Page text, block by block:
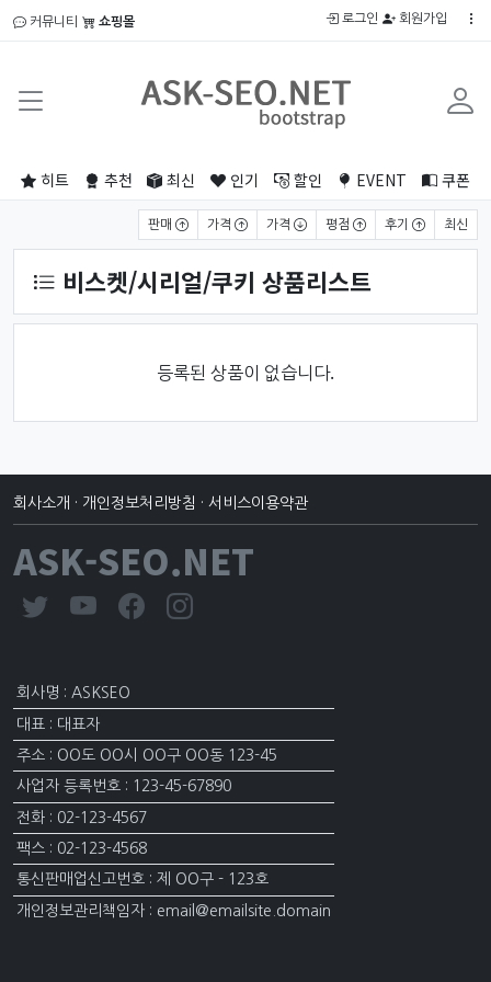
커뮤니티 쇼핑몰 로그인 회원가입
히트 추천 최신 인기 할인 EVENT 쿠폰
판매 가격 가격 평점 후기 최신
비스켓/시리얼/쿠키 상품리스트
등록된 상품이 없습니다.
회사소개 · 개인정보처리방침 · 서비스이용약관
ASK-SEO.NET
회사명 : ASKSEO
대표 : 대표자
주소 : OO도 OO시 OO구 OO동 123-45
사업자 등록번호 : 123-45-67890
전화 : 02-123-4567
팩스 : 02-123-4568
통신판매업신고번호 : 제 OO구 - 123호
개인정보관리책임자 : email@emailsite.domain